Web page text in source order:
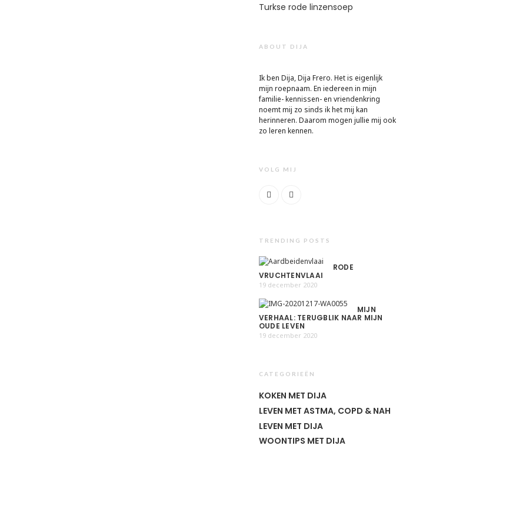
Turkse rode linzensoep
ABOUT DIJA
Ik ben Dija, Dija Frero. Het is eigenlijk
mijn roepnaam. En iedereen in mijn
familie- kennissen- en vriendenkring
noemt mij zo sinds ik het mij kan
herinneren. Daarom mogen jullie mij ook
zo leren kennen.
VOLG MIJ
TRENDING POSTS
RODE
VRUCHTENVLAAI
19 december 2020
MIJN
VERHAAL: TERUGBLIK NAAR MIJN
OUDE LEVEN
19 december 2020
CATEGORIEËN
KOKEN MET DIJA
LEVEN MET ASTMA, COPD & NAH
LEVEN MET DIJA
WOONTIPS MET DIJA